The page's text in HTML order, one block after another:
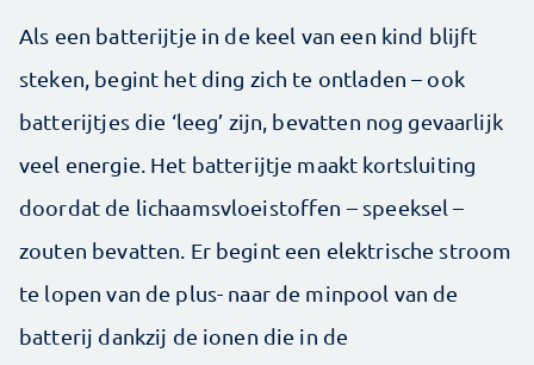
Als een batterijtje in de keel van een kind blijft
steken, begint het ding zich te ontladen – ook
batterijtjes die ‘leeg’ zijn, bevatten nog gevaarlijk
veel energie. Het batterijtje maakt kortsluiting
doordat de lichaamsvloeistoffen – speeksel –
zouten bevatten. Er begint een elektrische stroom
te lopen van de plus- naar de minpool van de
batterij dankzij de ionen die in de